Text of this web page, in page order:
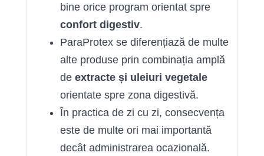
bine orice program orientat spre
confort digestiv.
ParaProtex se diferențiază de multe
alte produse prin combinația amplă
de extracte și uleiuri vegetale
orientate spre zona digestivă.
În practica de zi cu zi, consecvența
este de multe ori mai importantă
decât administrarea ocazională.